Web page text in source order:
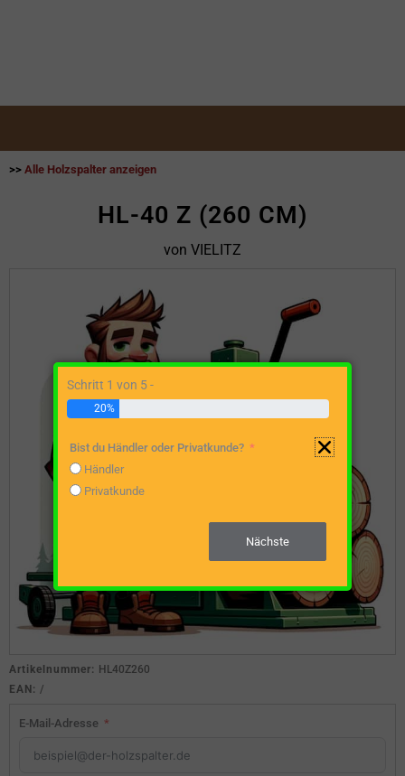
>> Alle Holzspalter anzeigen
HL-40 Z (260 CM)
von VIELITZ
Artikelnummer: HL40Z260
EAN: /
E-Mail-Adresse
Schritt 1 von 5 -
20%
Bist du Händler oder Privatkunde?
Händler
Privatkunde
Nächste